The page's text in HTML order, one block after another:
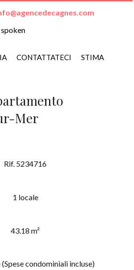
CONTATTATECI STIMA
Mer
Rif. 5234716
1 locale
43.18 m²
condominiali incluse)